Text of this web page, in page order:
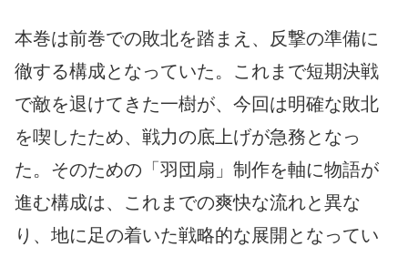
本巻は前巻での敗北を踏まえ、反撃の準備に
徹する構成となっていた。これまで短期決戦
で敵を退けてきた一樹が、今回は明確な敗北
を喫したため、戦力の底上げが急務となっ
た。そのための「羽団扇」制作を軸に物語が
進む構成は、これまでの爽快な流れと異な
り、地に足の着いた戦略的な展開となってい